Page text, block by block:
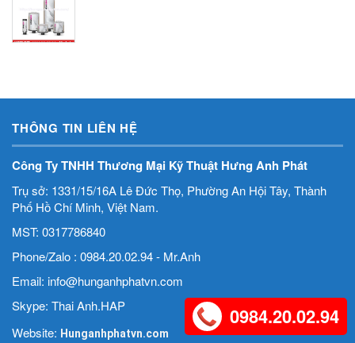
THÔNG TIN LIÊN HỆ
Công Ty TNHH Thương Mại Kỹ Thuật Hưng Anh Phát
Trụ sở: 1331/15/16A Lê Đức Thọ, Phường An Hội Tây, Thành
Phố Hồ Chí Minh, Việt Nam.
MST: 0317786840
Phone/Zalo : 0984.20.02.94 - Mr.Anh
Email: info@hunganhphatvn.com
Skype: Thai Anh.HAP
Website: Hunganhphatvn.com
0984.20.02.94